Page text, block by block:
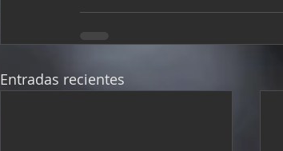
Entradas recientes